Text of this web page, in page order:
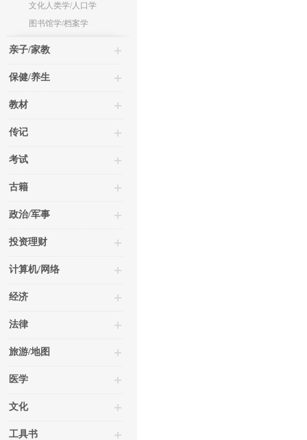
文化人类学/人口学
图书馆学/档案学
亲子/家教
保健/养生
教材
传记
考试
古籍
政治/军事
投资理财
计算机/网络
经济
法律
旅游/地图
医学
文化
工具书